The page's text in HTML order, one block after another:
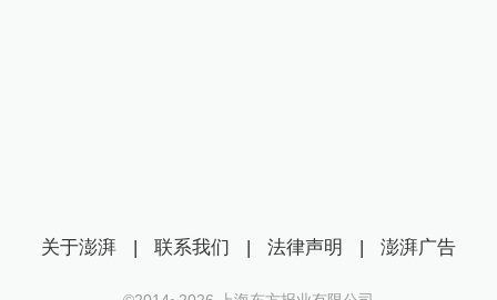
关于澎湃 | 联系我们 | 法律声明 | 澎湃广告